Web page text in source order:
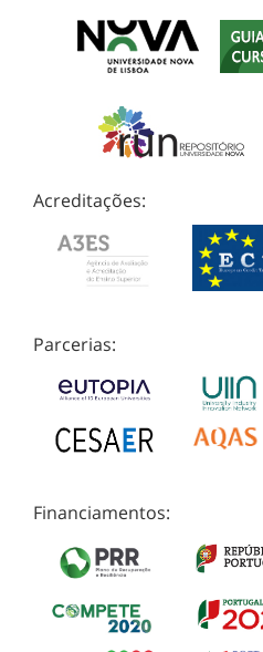
Acreditações:
Parcerias:
Financiamentos: